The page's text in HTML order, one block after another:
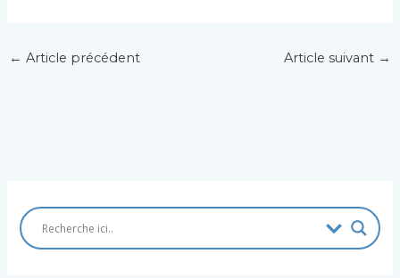
← Article précédent Article suivant →